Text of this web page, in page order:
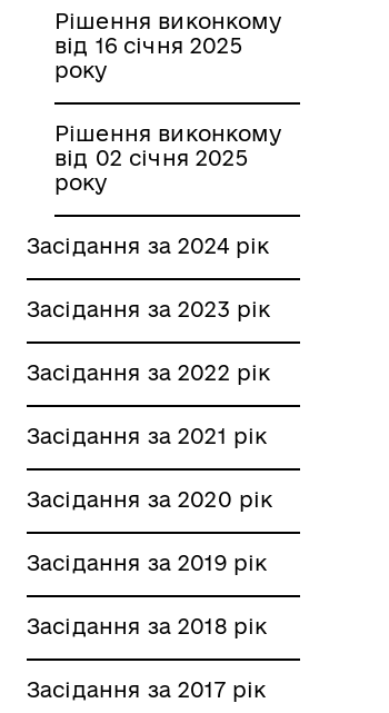
Рішення виконкому
від 16 січня 2025
року
Рішення виконкому
від 02 січня 2025
року
Засідання за 2024 рік
Засідання за 2023 рік
Засідання за 2022 рік
Засідання за 2021 рік
Засідання за 2020 рік
Засідання за 2019 рік
Засідання за 2018 рік
Засідання за 2017 рік